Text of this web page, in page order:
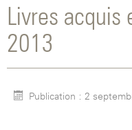
Livres acquis
2013
Publication : 2